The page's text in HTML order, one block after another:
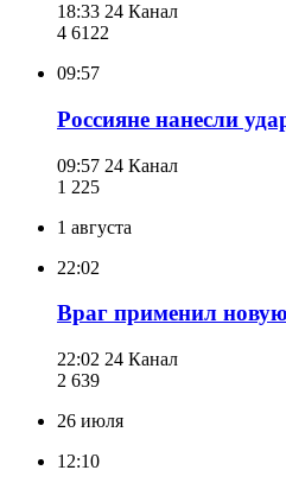
18:33 24 Канал
4 6122
09:57
Россияне нанесли
09:57 24 Канал
1 225
1 августа
22:02
Враг применил
22:02 24 Канал
2 639
26 июля
12:10